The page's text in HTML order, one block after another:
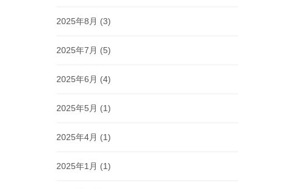
2025年8月 (3)
2025年7月 (5)
2025年6月 (4)
2025年5月 (1)
2025年4月 (1)
2025年1月 (1)